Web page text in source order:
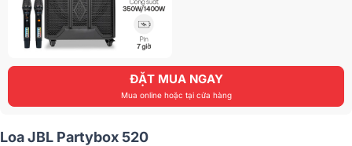
ĐẶT MUA NGAY
Mua online hoặc tại cửa hàng
Loa JBL Partybox 520